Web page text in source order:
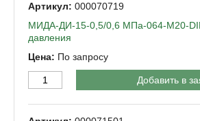
000070719
МИДА-ДИ-15-0,5/0,6 МПа-064-М20-
давления
По запросу
Добавить в